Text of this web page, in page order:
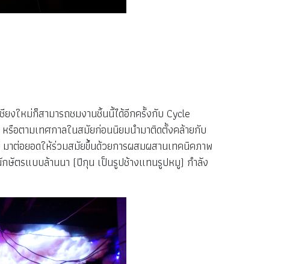
งใหม่ก็สามารถชมงานชิ้นนี้ได้อีกครั้งกับ Cycle
รือตามเทศกาลในสมัยก่อนนิยมนำมาติดตั้งคล้ายกับ
าต่อยอดให้ร่วมสมัยขึ้นด้วยการผสมผสานเทคนิคภาพ
ษัตรแบบล้านนา (ปีกุน เป็นรูปช้างแทนรูปหมู) กำลัง